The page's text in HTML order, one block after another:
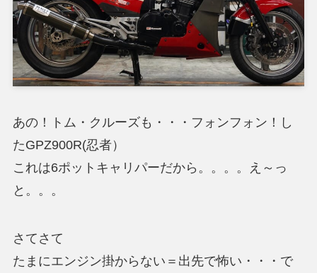
あの！トム・クルーズも・・・フォンフォン！し
たGPZ900R(忍者）
これは6ポットキャリパーだから。。。。え～っ
と。。。
さてさて
たまにエンジン掛からない＝出先で怖い・・・で